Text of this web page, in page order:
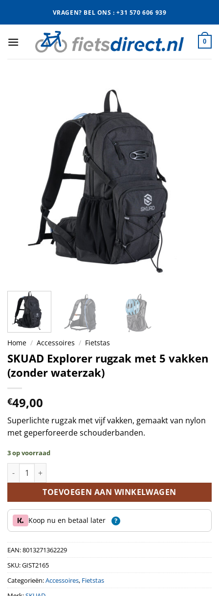
VRAGEN? BEL ONS : +31 570 606 939
0
Home / Accessoires / Fietstas
SKUAD Explorer rugzak met 5 vakken
(zonder waterzak)
€49,00
Superlichte rugzak met vijf vakken, gemaakt van nylon
met geperforeerde schouderbanden.
3 op voorraad
SKUAD Explorer rugzak met 5 vakken (zonder waterzak)
TOEVOEGEN AAN WINKELWAGEN
Koop nu en betaal later ?
EAN:8013271362229
SKU:GIST2165
Categorieën:Accessoires, Fietstas